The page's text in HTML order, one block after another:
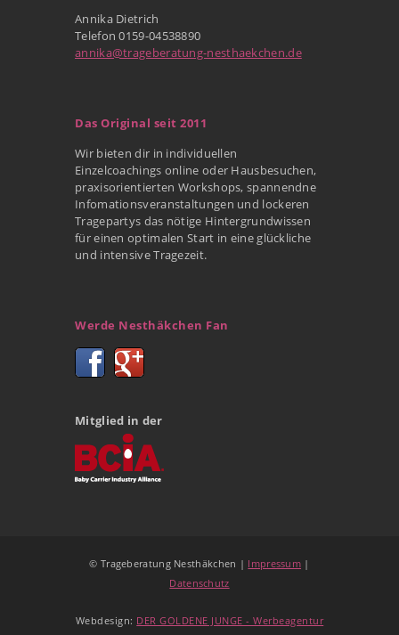
Annika Dietrich
Telefon 0159-04538890
annika@trageberatung-nesthaekchen.de
Das Original seit 2011
Wir bieten dir in individuellen
Einzelcoachings online oder Hausbesuchen,
praxisorientierten Workshops, spannendne
Infomationsveranstaltungen und lockeren
Tragepartys das nötige Hintergrundwissen
für einen optimalen Start in eine glückliche
und intensive Tragezeit.
Werde Nesthäkchen Fan
Mitglied in der
© Trageberatung Nesthäkchen | Impressum |
Datenschutz
Webdesign: DER GOLDENE JUNGE - Werbeagentur